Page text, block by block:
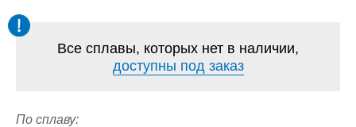
Все сплавы, которых нет в наличии,
доступны под заказ
По сплаву: